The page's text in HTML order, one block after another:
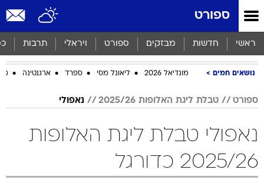
ספורט
ראשי חדשות מבזקים ספורט ויראלי תרבות
נושאים חמים מונדיאל 2026 ליאונל מסי ספרד ארגנטינה
ספורט טבלת ליגת האלופות 2025/26 נאפולי
נאפולי טבלת ליגת האלופות
2025/26 כדורגל